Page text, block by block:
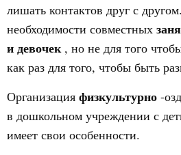
лишать контактов друг с
необходимости совместных
и девочек , но не для того
как раз для того, чтобы быть
Организация физкультурно -
в дошкольном учреждении с
имеет свои особенности.